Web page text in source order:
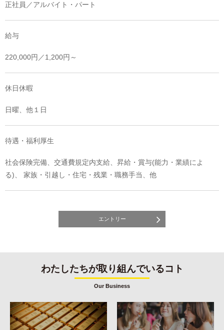
正社員／アルバイト・パート
給与
220,000円／1,200円～
休日休暇
日曜、他１日
待遇・福利厚生
社会保険完備、交通費規定内支給、昇給・賞与(能力・業績によ
る)、 家族・引越し・住宅・残業・職務手当、他
エントリー
わたしたちが取り組んでいるコト
Our Business